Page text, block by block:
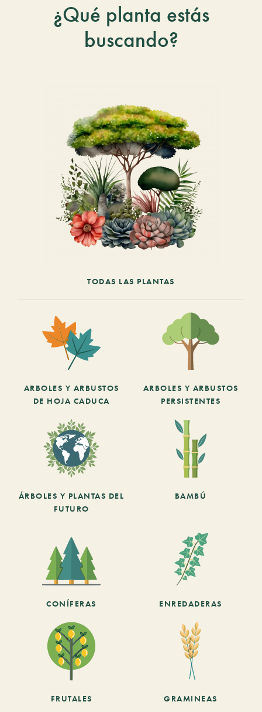
¿Qué planta estás
buscando?
TODAS LAS PLANTAS
ARBOLES Y ARBUSTOS
DE HOJA CADUCA
ARBOLES Y ARBUSTOS
PERSISTENTES
ÁRBOLES Y PLANTAS DEL
FUTURO
BAMBÚ
CONÍFERAS ENREDADERAS
FRUTALES GRAMINEAS